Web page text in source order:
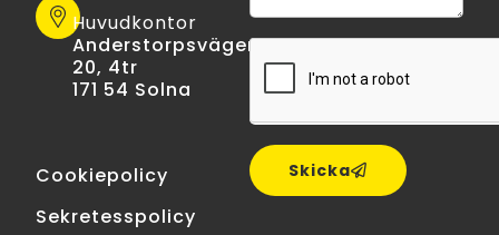
Huvudkontor
Anderstorpsvägen
20, 4tr
171 54 Solna
Cookiepolicy
Sekretesspolicy
Skicka